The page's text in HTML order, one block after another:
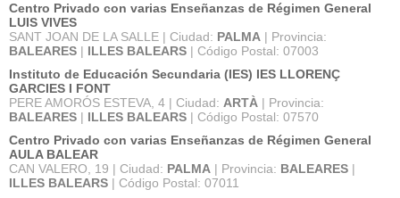
Centro Privado con varias Enseñanzas de Régimen General
LUIS VIVES
SANT JOAN DE LA SALLE | Ciudad: PALMA | Provincia:
BALEARES | ILLES BALEARS | Código Postal: 07003
Instituto de Educación Secundaria (IES) IES LLORENÇ
GARCIES I FONT
PERE AMORÓS ESTEVA, 4 | Ciudad: ARTÀ | Provincia:
BALEARES | ILLES BALEARS | Código Postal: 07570
Centro Privado con varias Enseñanzas de Régimen General
AULA BALEAR
CAN VALERO, 19 | Ciudad: PALMA | Provincia: BALEARES |
ILLES BALEARS | Código Postal: 07011